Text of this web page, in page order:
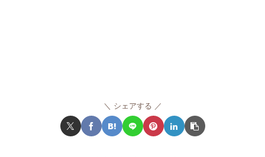
シェアする